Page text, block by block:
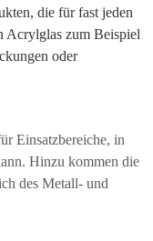
die für fast jeden
Acrylglas zum Beispiel
oder
Einsatzbereiche, in
Hinzu kommen die
des Metall- und